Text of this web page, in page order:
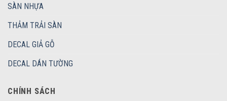
SÀN NHỰA
THẢM TRẢI SÀN
DECAL GIẢ GỖ
DECAL DÁN TƯỜNG
CHÍNH SÁCH